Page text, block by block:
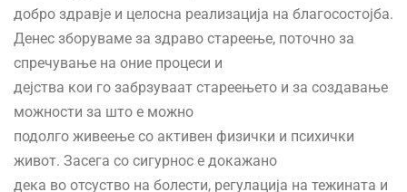
добро здравје и целосна реализација на благосостојба.
Денес зборуваме за здраво стареење, поточно за
спречување на оние процеси и
дејства кои го забрзуваат стареењето и за создавање
можности за што е можно
подолго живеење со активен физички и психички
живот. Засега со сигурнос е докажано
дека во отсуство на болести, регулација на тежината и